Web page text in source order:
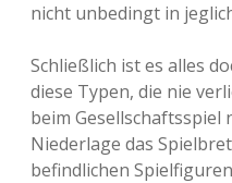
nicht unbedingt in
Schließlich ist es alles
diese Typen, die nie
beim Gesellschaftsspiel
Niederlage das
befindlichen